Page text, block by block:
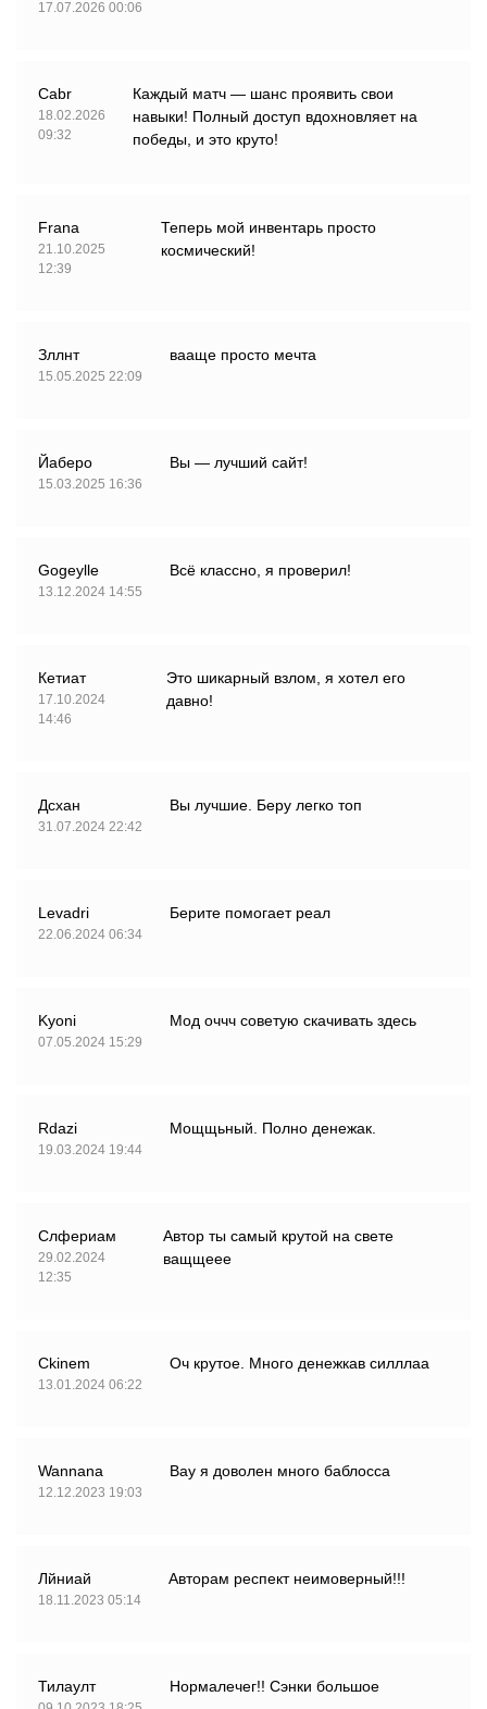
17.07.2026 00:06
Cabr
18.02.2026
09:32
Каждый матч — шанс проявить свои
навыки! Полный доступ вдохновляет на
победы, и это круто!
Frana
21.10.2025
12:39
Теперь мой инвентарь просто
космический!
Зллнт
15.05.2025 22:09
вааще просто мечта
Йаберо
15.03.2025 16:36
Вы — лучший сайт!
Gogeylle
13.12.2024 14:55
Всё классно, я проверил!
Кетиат
17.10.2024
14:46
Это шикарный взлом, я хотел его
давно!
Дсхан
31.07.2024 22:42
Вы лучшие. Беру легко топ
Levadri
22.06.2024 06:34
Берите помогает реал
Kyoni
07.05.2024 15:29
Мод оччч советую скачивать здесь
Rdazi
19.03.2024 19:44
Мощщьный. Полно денежак.
Слфериам
29.02.2024
12:35
Автор ты самый крутой на свете
ващщеее
Ckinem
13.01.2024 06:22
Оч крутое. Много денежкав силллаа
Wannana
12.12.2023 19:03
Вау я доволен много баблосса
Лйниай
18.11.2023 05:14
Авторам респект неимоверный!!!
Тилаулт Нормалечег!! Сэнки большое